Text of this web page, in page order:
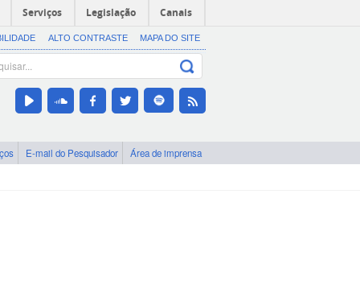
Serviços Legislação Canais
ALTO CONTRASTE MAPA DO SITE
E-mail do Pesquisador Área de imprensa